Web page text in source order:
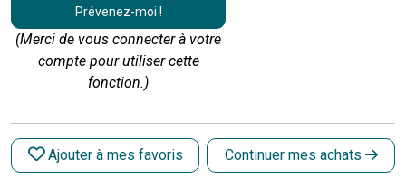
Prévenez-moi !
(Merci de vous connecter à votre
compte pour utiliser cette
fonction.)
Ajouter à mes favoris Continuer mes achats